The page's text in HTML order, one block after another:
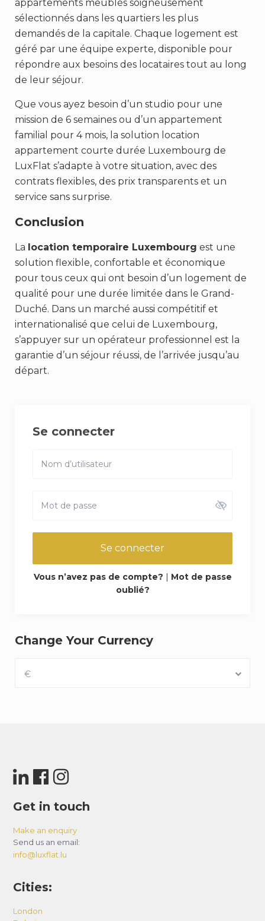
appartements meublés soigneusement
sélectionnés dans les quartiers les plus
demandés de la capitale. Chaque logement est
géré par une équipe experte, disponible pour
répondre aux besoins des locataires tout au long
de leur séjour.
Que vous ayez besoin d’un studio pour une
mission de 6 semaines ou d’un appartement
familial pour 4 mois, la solution location
appartement courte durée Luxembourg de
LuxFlat s’adapte à votre situation, avec des
contrats flexibles, des prix transparents et un
service sans surprise.
Conclusion
La location temporaire Luxembourg est une
solution flexible, confortable et économique
pour tous ceux qui ont besoin d’un logement de
qualité pour une durée limitée dans le Grand-
Duché. Dans un marché aussi compétitif et
internationalisé que celui de Luxembourg,
s’appuyer sur un opérateur professionnel est la
garantie d’un séjour réussi, de l’arrivée jusqu’au
départ.
Se connecter
Se connecter
Vous n’avez pas de compte? | Mot de passe
oublié?
Change Your Currency
€
Get in touch
Make an enquiry
Send us an email:
info@luxflat.lu
Cities:
London